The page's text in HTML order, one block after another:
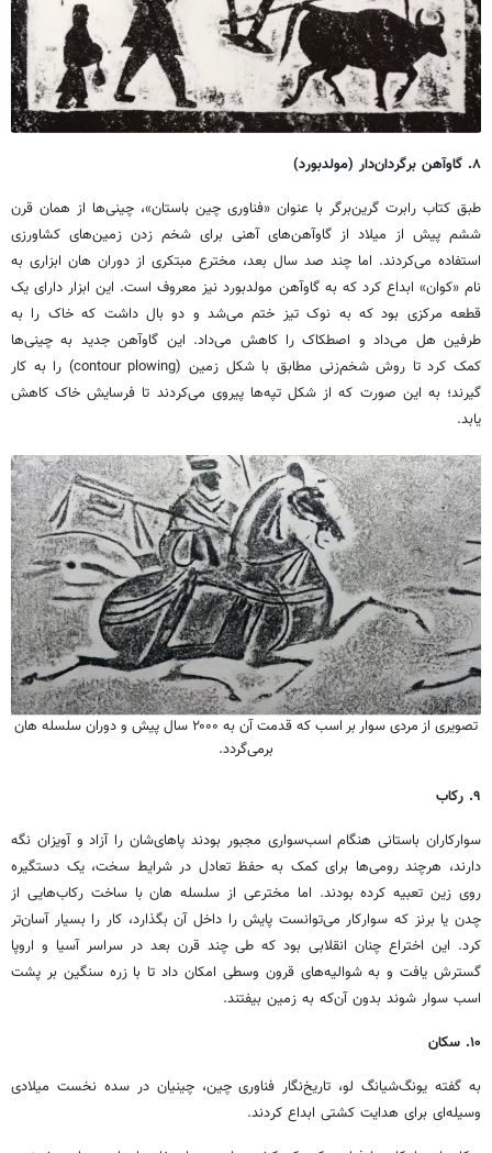
۸. گاوآهن برگردان‌دار (مولدبورد)
طبق کتاب رابرت گرین‌برگر با عنوان «فناوری چین باستان»، چینی‌ها از همان قرن
ششم پیش از میلاد از گاوآهن‌های آهنی برای شخم زدن زمین‌های کشاورزی
استفاده می‌کردند. اما چند صد سال بعد، مخترع مبتکری از دوران هان ابزاری به
نام «کوان» ابداع کرد که به گاوآهن مولدبورد نیز معروف است. این ابزار دارای یک
قطعه مرکزی بود که به نوک تیز ختم می‌شد و دو بال داشت که خاک را به
طرفین هل می‌داد و اصطکاک را کاهش می‌داد. این گاوآهن جدید به چینی‌ها
کمک کرد تا روش شخم‌زنی مطابق با شکل زمین (contour plowing) را به کار
گیرند؛ به این صورت که از شکل تپه‌ها پیروی می‌کردند تا فرسایش خاک کاهش
یابد.
تصویری از مردی سوار بر اسب که قدمت آن به ۲۰۰۰ سال پیش و دوران سلسله هان
برمی‌گردد.
۹. رکاب
سوارکاران باستانی هنگام اسب‌سواری مجبور بودند پاهای‌شان را آزاد و آویزان نگه
دارند، هرچند رومی‌ها برای کمک به حفظ تعادل در شرایط سخت، یک دستگیره
روی زین تعبیه کرده بودند. اما مخترعی از سلسله هان با ساخت رکاب‌هایی از
چدن یا برنز که سوارکار می‌توانست پایش را داخل آن بگذارد، کار را بسیار آسان‌تر
کرد. این اختراع چنان انقلابی بود که طی چند قرن بعد در سراسر آسیا و اروپا
گسترش یافت و به شوالیه‌های قرون وسطی امکان داد تا با زره سنگین بر پشت
اسب سوار شوند بدون آن‌که به زمین بیفتند.
۱۰. سکان
به گفته یونگ‌شیانگ لو، تاریخ‌نگار فناوری چین، چینیان در سده نخست میلادی
وسیله‌ای برای هدایت کشتی ابداع کردند.